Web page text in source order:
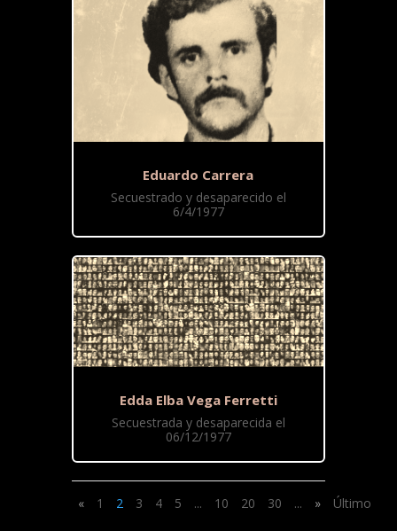
Eduardo Carrera
Secuestrado y desaparecido el
6/4/1977
Edda Elba Vega Ferretti
Secuestrada y desaparecida el
06/12/1977
« 1 2 3 4 5 ... 10 20 30 ... » Último